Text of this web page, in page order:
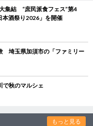
集結 “庶民派食フェス”第4
本酒祭り2026」を開催
埼玉県加須市の「ファミリー
で秋のマルシェ
もっと見る